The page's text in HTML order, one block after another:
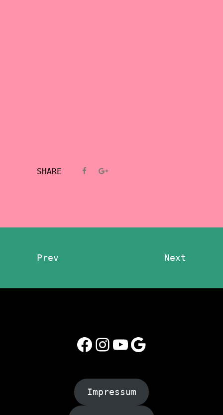
SHARE
Prev Next
Facebook
Instagram
YouTube
Google
Impressum